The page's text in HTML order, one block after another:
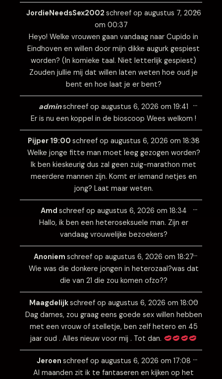
JordieNeedsSex2002 schreef op augustus 7, 2026
om 00:37
Heyo! Welke vrouwen gaan vandaag naar Cupido in
Eindhoven en willen door mijn dikke augurk gespiest
worden? (In komieke taal. Niet letterlijk gespiest)
Zouden jullie mij dat willen laten weten hoe oud je
bent en hoe laat je er bent?
…
Wissel
deze
adminschreef op augustus 6, 2026 om 19:41
Er is nu een koppel in de bioscoop Wees welkom !
…
Wissel
deze
Pijper 19:00 schreef op augustus 6, 2026 om 18:38
Welke jonge fitte man moet leeg gezogen worden?
Ik ben kieskeurig dus zal geen zuig-marathon met
meerdere mannen zijn. Komt er iemand netjes en
jong? Laat maar weten.
…
Wissel
deze
Amd schreef op augustus 6, 2026 om 18:34
Hallo, ik ben een heteroseksuele man. Zijn er
vandaag vrouwelijke bezoekers?
…
Wissel
deze
Anoniem schreef op augustus 6, 2026 om 18:27
Wie was die donkere jongen in heterozaal?was dat
die van 21 die zou komen ofzo??
…
Wissel
deze
Maagdelijkschreef op augustus 6, 2026 om 18:00
Dag dames, zou graag eens goede sex willen hebben
met een vrouw of stelletje, ben zelf hetero en 45
jaar oud . Alles nieuw voor mij . Tot dan.
…
Wissel
deze
Jeroen schreef op augustus 6, 2026 om 17:08
Al maanden zit ik te fantaseren en kijken op het
…
Wissel
deze